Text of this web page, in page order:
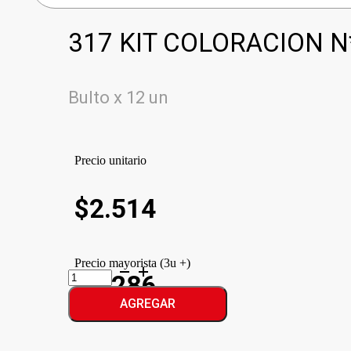
317 KIT COLORACION
Bulto x 12 un
Precio unitario
$2.514
Precio mayorista (3u +)
$2.286
317
KIT
COLORACION
cantidad
AGREGAR